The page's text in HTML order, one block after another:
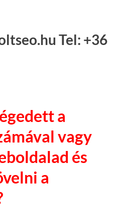
Tel: +36
a
vagy
és
a